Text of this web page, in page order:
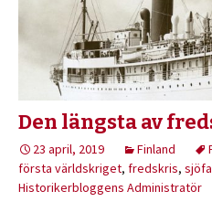
Den längsta av
23 april, 2019 Finland
första världskriget, fredskris,
Historikerbloggens Administratör